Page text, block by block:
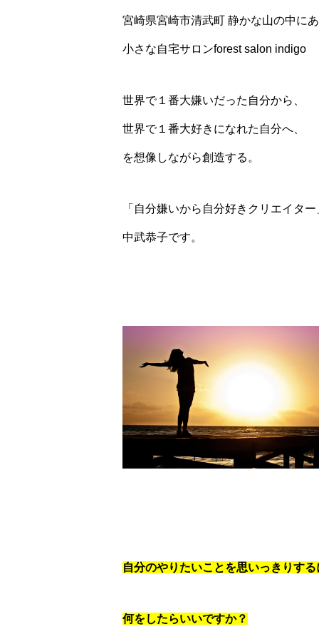
宮崎県宮崎市清武町 静かな山の中に
小さな自宅サロンforest salon indigo
世界で１番大嫌いだった自分から、
世界で１番大好きになれた自分へ、
を想像しながら創造する。
「自分嫌いから自分好きクリエイター
中武恭子です。
自分のやりたいことを思いっきりする
何をしたらいいですか？